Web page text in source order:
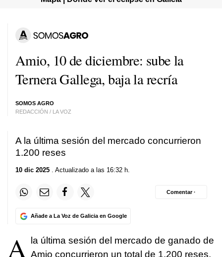
Amio, 10 de diciembre: sube la
Ternera Gallega, baja la recría
SOMOS AGRO
REDACCIÓN / LA VOZ
A la última sesión del mercado concurrieron
1.200 reses
10 dic 2025 . Actualizado a las 16:32 h.
Añade a La Voz de Galicia en Google
Comentar ·
A
la última sesión del mercado de ganado de
Amio concurrieron un total de 1.200 reses,